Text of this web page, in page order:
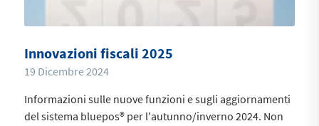
Innovazioni fiscali 2025
19 Dicembre 2024
Informazioni sulle nuove funzioni e sugli aggiornamenti
del sistema bluepos® per l'autunno/inverno 2024. Non